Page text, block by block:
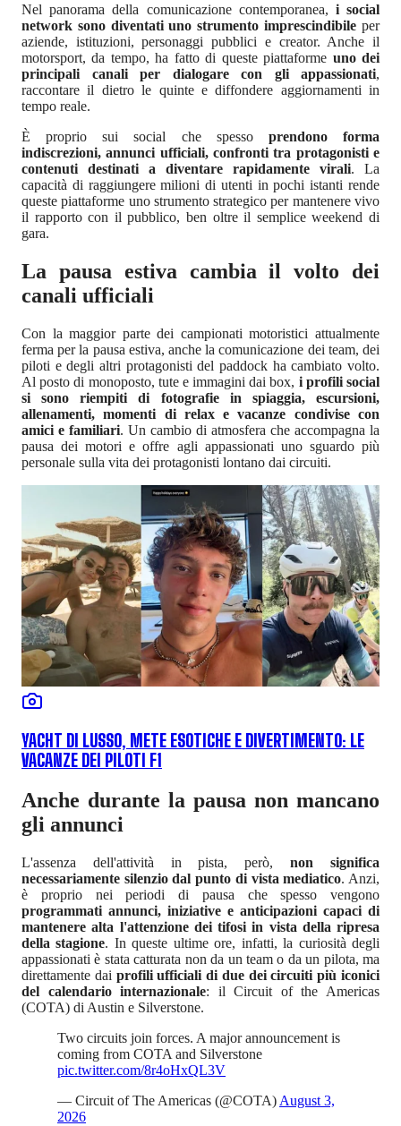
Nel panorama della comunicazione contemporanea, i social
network sono diventati uno strumento imprescindibile per
aziende, istituzioni, personaggi pubblici e creator. Anche il
motorsport, da tempo, ha fatto di queste piattaforme uno dei
principali canali per dialogare con gli appassionati,
raccontare il dietro le quinte e diffondere aggiornamenti in
tempo reale.
È proprio sui social che spesso prendono forma
indiscrezioni, annunci ufficiali, confronti tra protagonisti e
contenuti destinati a diventare rapidamente virali. La
capacità di raggiungere milioni di utenti in pochi istanti rende
queste piattaforme uno strumento strategico per mantenere vivo
il rapporto con il pubblico, ben oltre il semplice weekend di
gara.
La pausa estiva cambia il volto dei
canali ufficiali
Con la maggior parte dei campionati motoristici attualmente
ferma per la pausa estiva, anche la comunicazione dei team, dei
piloti e degli altri protagonisti del paddock ha cambiato volto.
Al posto di monoposto, tute e immagini dai box, i profili social
si sono riempiti di fotografie in spiaggia, escursioni,
allenamenti, momenti di relax e vacanze condivise con
amici e familiari. Un cambio di atmosfera che accompagna la
pausa dei motori e offre agli appassionati uno sguardo più
personale sulla vita dei protagonisti lontano dai circuiti.
YACHT DI LUSSO, METE ESOTICHE E DIVERTIMENTO: LE
VACANZE DEI PILOTI F1
Anche durante la pausa non mancano
gli annunci
L'assenza dell'attività in pista, però,non significa
necessariamente silenzio dal punto di vista mediatico. Anzi,
è proprio nei periodi di pausa che spesso vengono
programmati annunci, iniziative e anticipazioni capaci di
mantenere alta l'attenzione dei tifosi in vista della ripresa
della stagione. In queste ultime ore, infatti, la curiosità degli
appassionati è stata catturata non da un team o da un pilota, ma
direttamente dai profili ufficiali di due dei circuiti più iconici
del calendario internazionale: il Circuit of the Americas
(COTA) di Austin e Silverstone.
Two circuits join forces. A major announcement is
coming from COTA and Silverstone
pic.twitter.com/8r4oHxQL3V
— Circuit of The Americas (@COTA) August 3,
2026